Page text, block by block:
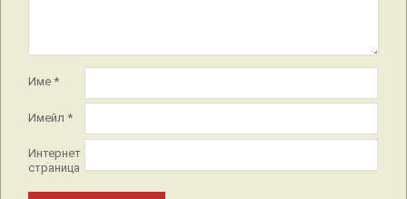
Име *
Имейл *
Интернет
страница